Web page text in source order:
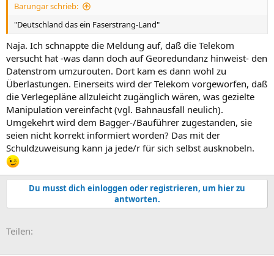
Barungar schrieb:
"Deutschland das ein Faserstrang-Land"
Naja. Ich schnappte die Meldung auf, daß die Telekom
versucht hat -was dann doch auf Georedundanz hinweist- den
Datenstrom umzurouten. Dort kam es dann wohl zu
Überlastungen. Einerseits wird der Telekom vorgeworfen, daß
die Verlegepläne allzuleicht zugänglich wären, was gezielte
Manipulation vereinfacht (vgl. Bahnausfall neulich).
Umgekehrt wird dem Bagger-/Bauführer zugestanden, sie
seien nicht korrekt informiert worden? Das mit der
Schuldzuweisung kann ja jede/r für sich selbst ausknobeln.
Du musst dich einloggen oder registrieren, um hier zu
antworten.
Teilen: